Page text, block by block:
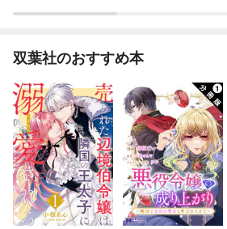
双葉社のおすすめ本